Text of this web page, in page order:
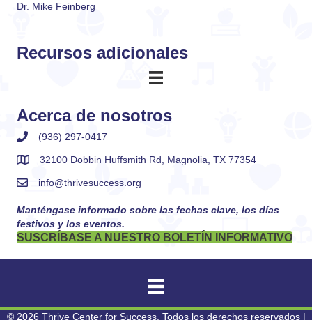
Dr. Mike Feinberg
Recursos adicionales
Acerca de nosotros
(936) 297-0417
32100 Dobbin Huffsmith Rd, Magnolia, TX 77354
info@thrivesuccess.org
Manténgase informado sobre las fechas clave, los días
festivos y los eventos.
SUSCRÍBASE A NUESTRO BOLETÍN INFORMATIVO
© 2026 Thrive Center for Success. Todos los derechos reservados |